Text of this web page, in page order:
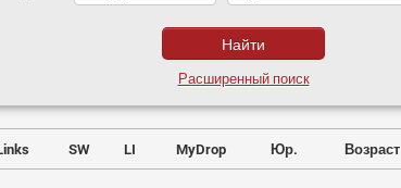
Расширенный поиск
SW LI MyDrop Юр. Возраст